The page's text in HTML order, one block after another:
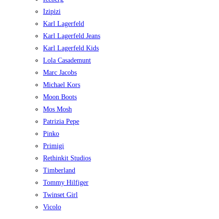
Izipizi
Karl Lagerfeld
Karl Lagerfeld Jeans
Karl Lagerfeld Kids
Lola Casademunt
Marc Jacobs
Michael Kors
Moon Boots
Mos Mosh
Patrizia Pepe
Pinko
Primigi
Rethinkit Studios
Timberland
Tommy Hilfiger
Twinset Girl
Vicolo